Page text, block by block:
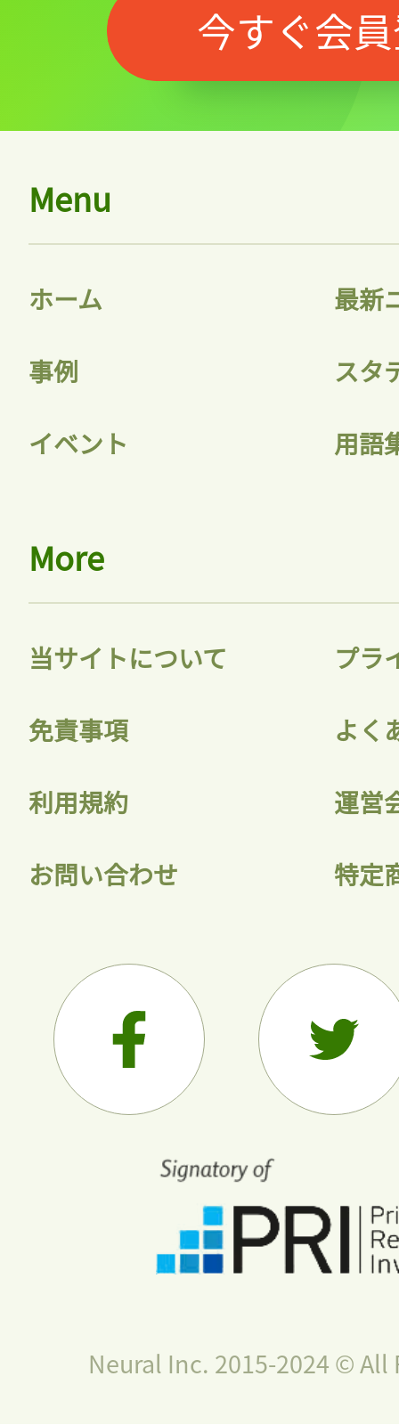
今すぐ会
Menu
ホーム 最新
事例 スタ
イベント 用語
More
当サイトについて プラ
免責事項 よく
利用規約 運営
お問い合わせ 特定
Neural Inc. 2015-2024 © All